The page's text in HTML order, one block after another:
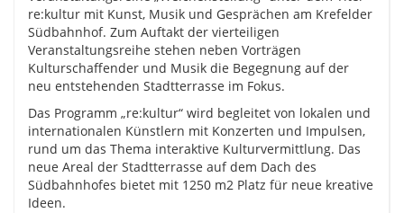
re:kultur mit Kunst, Musik und Gesprächen am Krefelder
Südbahnhof. Zum Auftakt der vierteiligen
Veranstaltungsreihe stehen neben Vorträgen
Kulturschaffender und Musik die Begegnung auf der
neu entstehenden Stadtterrasse im Fokus.
Das Programm „re:kultur“ wird begleitet von lokalen und
internationalen Künstlern mit Konzerten und Impulsen,
rund um das Thema interaktive Kulturvermittlung. Das
neue Areal der Stadtterrasse auf dem Dach des
Südbahnhofes bietet mit 1250 m2 Platz für neue kreative
Ideen.